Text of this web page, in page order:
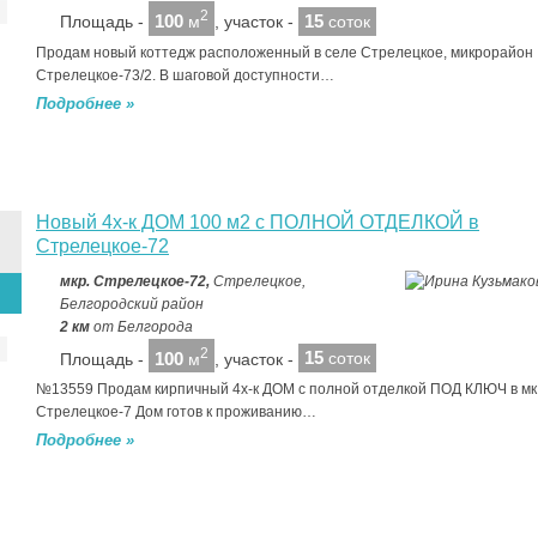
Площадь - 100 м2 , участок - 15 соток
Продам новый коттедж расположенный в селе Стрелецкое, микрорайон
Стрелецкое-73/2. В шаговой доступности…
Подробнее »
Новый 4х-к ДОМ 100 м2 с ПОЛНОЙ ОТДЕЛКОЙ в
Стрелецкое-72
мкр. Стрелецкое-72, Стрелецкое,
Белгородский район
2 км от Белгорода
Площадь - 100 м2 , участок - 15 соток
№13559 Продам кирпичный 4х-к ДОМ с полной отделкой ПОД КЛЮЧ в мк
Стрелецкое-7 Дом готов к проживанию…
Подробнее »